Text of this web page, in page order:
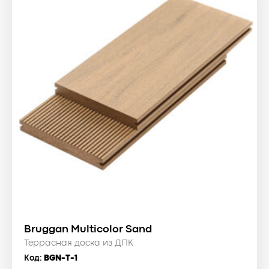
Bruggan Multicolor Sand
Террасная доска из ДПК
Код: BGN-T-1